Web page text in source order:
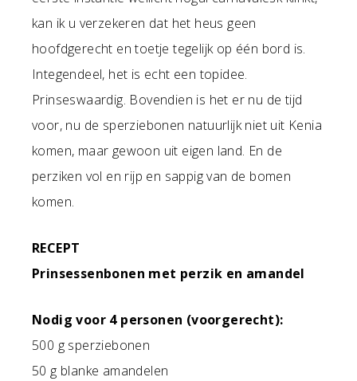
kan ik u verzekeren dat het heus geen
hoofdgerecht en toetje tegelijk op één bord is.
Integendeel, het is echt een topidee.
Prinseswaardig. Bovendien is het er nu de tijd
voor, nu de sperziebonen natuurlijk niet uit Kenia
komen, maar gewoon uit eigen land. En de
perziken vol en rijp en sappig van de bomen
komen.
RECEPT
Prinsessenbonen met perzik en amandel
Nodig voor 4 personen (voorgerecht):
500 g sperziebonen
50 g blanke amandelen